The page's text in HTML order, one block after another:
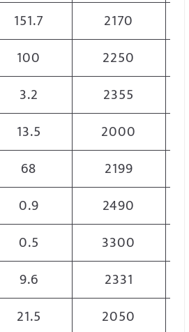
151.7
2170
100
2250
3.2
2355
13.5
2000
68
2199
0.9
2490
0.5
3300
9.6
2331
21.5 2050